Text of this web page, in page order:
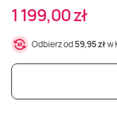
1 199,00 zł
Odbierz od59,95 złw